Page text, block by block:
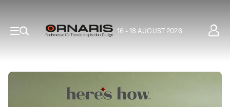
16 - 18 AUGUST 2026